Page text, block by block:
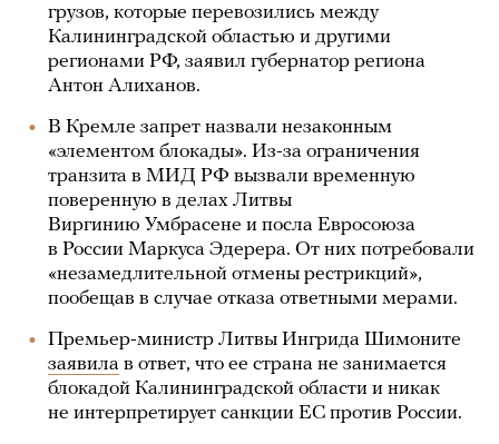
грузов, которые перевозились между
Калининградской областью и другими
регионами РФ, заявил губернатор региона
Антон Алиханов.
В Кремле запрет назвали незаконным
«элементом блокады». Из-за ограничения
транзита в МИД РФ вызвали временную
поверенную в делах Литвы
Виргинию Умбрасене и посла Евросоюза
в России Маркуса Эдерера. От них потребовали
«незамедлительной отмены рестрикций»,
пообещав в случае отказа ответными мерами.
Премьер-министр Литвы Ингрида Шимоните
заявила в ответ, что ее страна не занимается
блокадой Калининградской области и никак
не интерпретирует санкции ЕС против России.